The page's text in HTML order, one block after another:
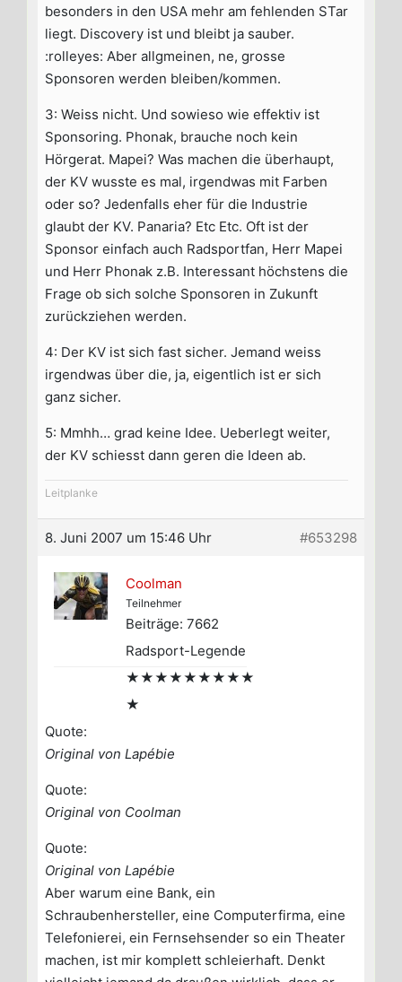
besonders in den USA mehr am fehlenden STar
liegt. Discovery ist und bleibt ja sauber.
:rolleyes: Aber allgmeinen, ne, grosse
Sponsoren werden bleiben/kommen.
3: Weiss nicht. Und sowieso wie effektiv ist
Sponsoring. Phonak, brauche noch kein
Hörgerat. Mapei? Was machen die überhaupt,
der KV wusste es mal, irgendwas mit Farben
oder so? Jedenfalls eher für die Industrie
glaubt der KV. Panaria? Etc Etc. Oft ist der
Sponsor einfach auch Radsportfan, Herr Mapei
und Herr Phonak z.B. Interessant höchstens die
Frage ob sich solche Sponsoren in Zukunft
zurückziehen werden.
4: Der KV ist sich fast sicher. Jemand weiss
irgendwas über die, ja, eigentlich ist er sich
ganz sicher.
5: Mmhh… grad keine Idee. Ueberlegt weiter,
der KV schiesst dann geren die Ideen ab.
Leitplanke
8. Juni 2007 um 15:46 Uhr #653298
Coolman
Teilnehmer
Beiträge: 7662
Radsport-Legende
★★★★★★★★★
★
Quote:
Original von Lapébie
Quote:
Original von Coolman
Quote:
Original von Lapébie
Aber warum eine Bank, ein
Schraubenhersteller, eine Computerfirma, eine
Telefonierei, ein Fernsehsender so ein Theater
machen, ist mir komplett schleierhaft. Denkt